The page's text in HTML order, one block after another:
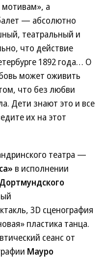
а
— абсолютно
театральный и
что действие
1892 года… О
может оживить
что без любви
Дети знают это и все
их на этот
театра —
в исполнении
Дортмундского
3D сценография
пластика танца.
сеанс от
Мауро